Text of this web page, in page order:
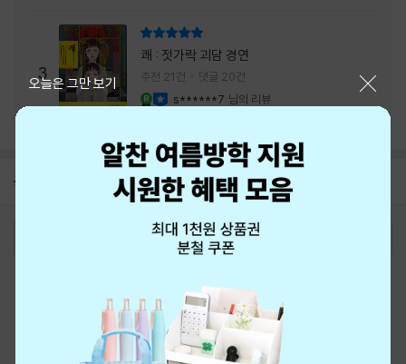
3
쾌 : 젓가락 괴담 경연
추천 21건 댓글 20건
s******7 님의 리뷰
공지 8월 신용카드 무이자할부 안내
오늘은 그만 보기
최근 본 상품
eBook 1:1문의/채팅상담
예스이십사(주) 사업자 정보
이용약관
개인정보처리방침
청소년보호정책